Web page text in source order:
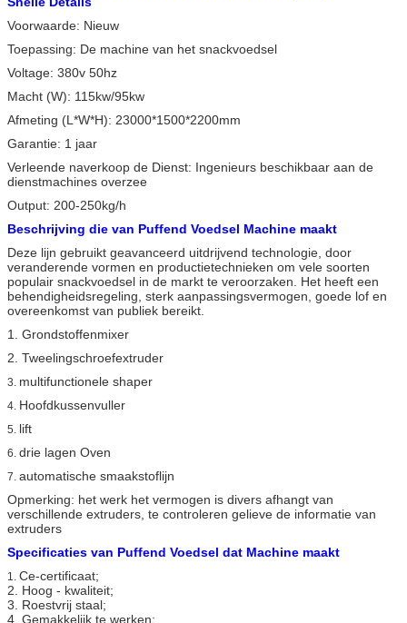
Voorwaarde: Nieuw
Toepassing: De machine van het snackvoedsel
Voltage: 380v 50hz
Macht (W): 115kw/95kw
Afmeting (L*W*H): 23000*1500*2200mm
Garantie: 1 jaar
Verleende naverkoop de Dienst: Ingenieurs beschikbaar aan de
dienstmachines overzee
Output: 200-250kg/h
Beschrijving die van Puffend Voedsel Machine maakt
Deze lijn gebruikt geavanceerd uitdrijvend technologie, door
veranderende vormen en productietechnieken om vele soorten
populair snackvoedsel in de markt te veroorzaken. Het heeft een
behendigheidsregeling, sterk aanpassingsvermogen, goede lof en
overeenkomst van publiek bereikt.
1. Grondstoffenmixer
2. Tweelingschroefextruder
3. multifunctionele shaper
4. Hoofdkussenvuller
5. lift
6. drie lagen Oven
7. automatische smaakstoflijn
Opmerking: het werk het vermogen is divers afhangt van
verschillende extruders, te controleren gelieve de informatie van
extruders
Specificaties van Puffend Voedsel dat Machine maakt
1. Ce-certificaat;
2. Hoog - kwaliteit;
3. Roestvrij staal;
4. Gemakkelijk te werken;